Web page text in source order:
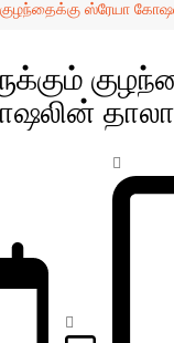
குழந்தைக்கு ஸ்ரேயா